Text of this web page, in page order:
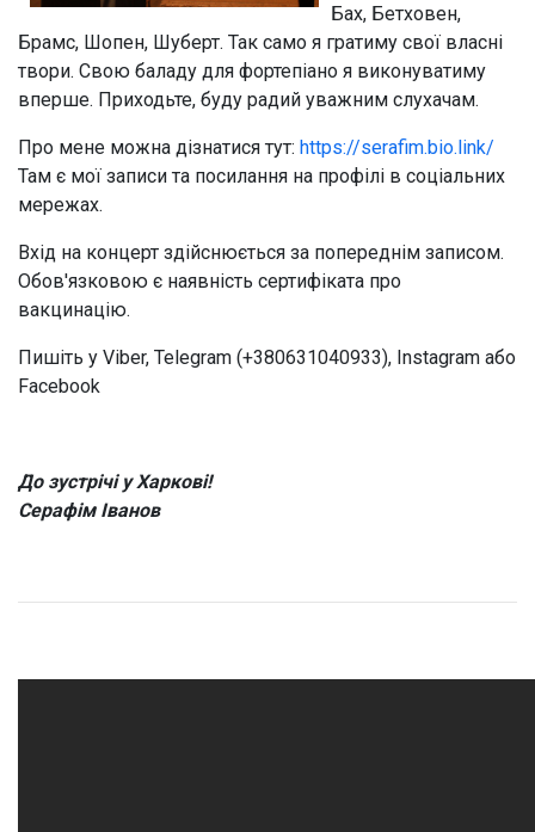
Тимчасові виставки
Бах, Бетховен,
Брамс, Шопен, Шуберт. Так само я гратиму свої власні
твори. Свою баладу для фортепіано я виконуватиму
вперше. Приходьте, буду радий уважним слухачам.
Про мене можна дізнатися тут: https://serafim.bio.link/
Там є мої записи та посилання на профілі в соціальних
мережах.
Вхід на концерт здійснюється за попереднім записом.
Обов'язковою є наявність сертифіката про
вакцинацію.
Пишіть у Viber, Telegram (+380631040933), Instagram або
Facebook
До зустрічі у Харкові!
Серафім Іванов